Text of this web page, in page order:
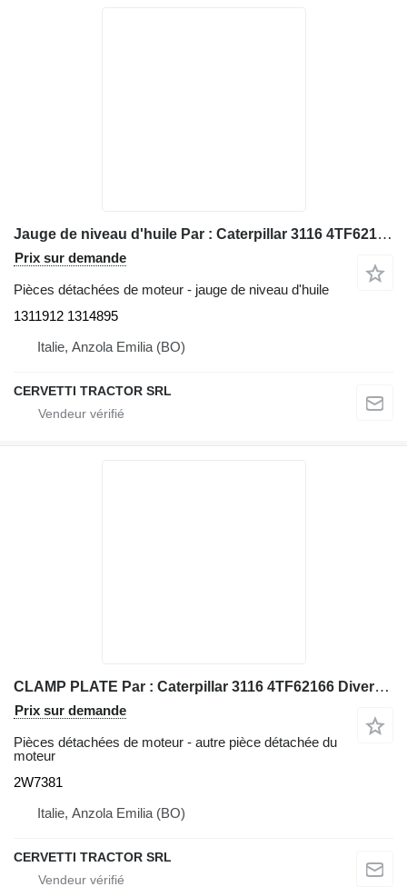
Jauge de niveau d'huile Par : Caterpillar 3116 4TF62166 Divers 1311912 1314895 pour chargeuse sur pneus Caterpillar 928G IT28G
Prix sur demande
Pièces détachées de moteur - jauge de niveau d'huile
1311912 1314895
Italie, Anzola Emilia (BO)
CERVETTI TRACTOR SRL
CLAMP PLATE Par : Caterpillar 3116 4TF62166 Divers 2W7381 pour chargeuse sur pneus Caterpillar 928G IT28G
Prix sur demande
Pièces détachées de moteur - autre pièce détachée du
moteur
2W7381
Italie, Anzola Emilia (BO)
CERVETTI TRACTOR SRL